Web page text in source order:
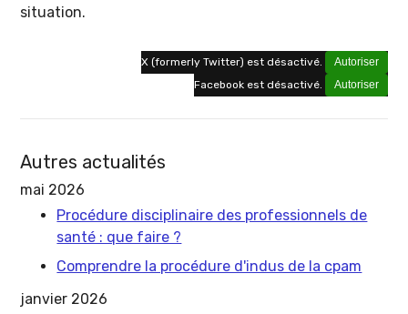
situation.
X (formerly Twitter) est désactivé.
Autoriser
Facebook est désactivé.
Autoriser
Autres actualités
mai 2026
Procédure disciplinaire des professionnels de
santé : que faire ?
Comprendre la procédure d'indus de la cpam
janvier 2026